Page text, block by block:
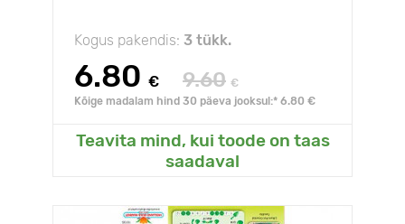
Kogus pakendis: 3 tükk.
6.80 € 9.60 €
Kõige madalam hind 30 päeva jooksul:* 6.80 €
Teavita mind, kui toode on taas
saadaval